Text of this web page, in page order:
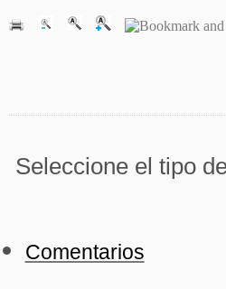
Seleccione el tipo
Comentarios